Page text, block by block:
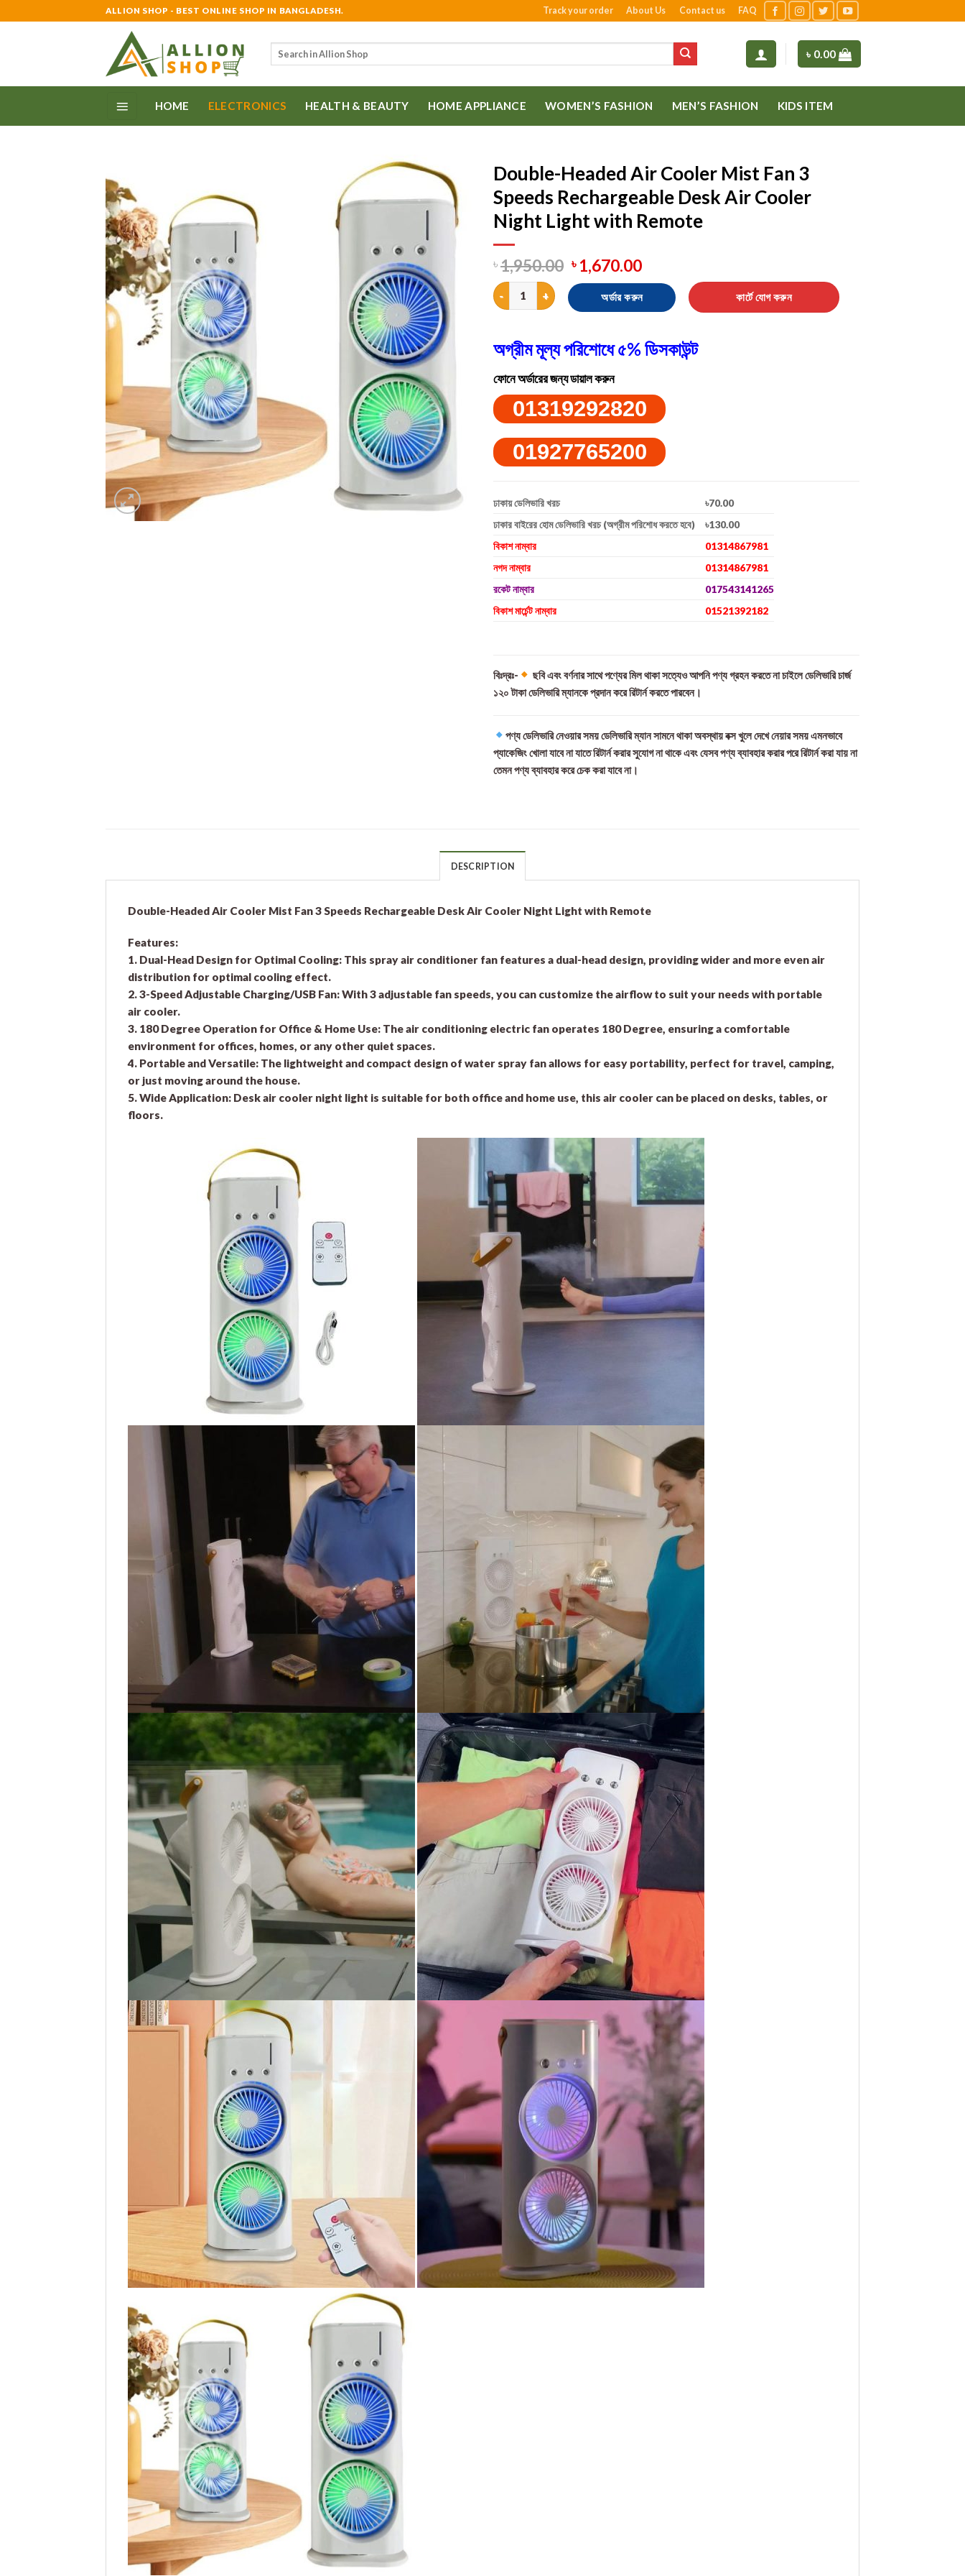
to
ALLION SHOP - BEST ONLINE SHOP IN BANGLADESH. Track your order About Us Contact us FAQ
Search
for:
৳ 0.00
HOME ELECTRONICS HEALTH & BEAUTY HOME APPLIANCE WOMEN’S FASHION MEN’S FASHION KIDS ITEM
Double-Headed Air Cooler Mist Fan 3
Speeds Rechargeable Desk Air Cooler
Night Light with Remote
৳1,950.00 ৳ 1,670.00
Double-Headed Air Cooler Mist Fan 3 Speeds Rechargeable Desk Air Cooler Night Light with
অর্ডার করুন কার্টে যোগ করুন
অগ্রীম মূল্য পরিশোধে ৫% ডিসকাউন্ট
ফোনে অর্ডারের জন্য ডায়াল করুন
01319292820
01927765200
ঢাকায় ডেলিভারি খরচ
৳70.00
ঢাকার বাইরের হোম ডেলিভারি খরচ (অগ্রীম পরিশোধ করতে হবে)
৳130.00
বিকাশ নাম্বার
01314867981
নগদ নাম্বার
01314867981
রকেট নাম্বার
017543141265
বিকাশ মার্চেন্ট নাম্বার
01521392182
বিঃদ্রঃ-
ছবি এবং বর্ণনার সাথে পণ্যের মিল থাকা সত্যেও আপনি পণ্য গ্রহন করতে না চাইলে ডেলিভারি চার্জ
১২০ টাকা ডেলিভারি ম্যানকে প্রদান করে রিটার্ন করতে পারবেন।
পণ্য ডেলিভারি নেওয়ার সময় ডেলিভারি ম্যান সামনে থাকা অবস্থায় বক্স খুলে দেখে নেয়ার সময় এমনভাবে
প্যাকেজিং খোলা যাবে না যাতে রিটার্ন করার সুযোগ না থাকে এবং যেসব পণ্য ব্যাবহার করার পরে রিটার্ন করা যায় না
তেমন পণ্য ব্যাবহার করে চেক করা যাবে না।
DESCRIPTION
Double-Headed Air Cooler Mist Fan 3 Speeds Rechargeable Desk Air Cooler Night Light with Remote
Features:
1. Dual-Head Design for Optimal Cooling: This spray air conditioner fan features a dual-head design, providing wider and more even air
distribution for optimal cooling effect.
2. 3-Speed Adjustable Charging/USB Fan:With 3 adjustable fan speeds, you can customize the airflow to suit your needs with portable
air cooler.
3. 180 Degree Operation for Office & Home Use: The air conditioning electric fan operates 180 Degree, ensuring a comfortable
environment for offices, homes, or any other quiet spaces.
4. Portable and Versatile: The lightweight and compact design of water spray fan allows for easy portability, perfect for travel, camping,
or just moving around the house.
5. Wide Application: Desk air cooler night light is suitable for both office and home use, this air cooler can be placed on desks, tables, or
floors.